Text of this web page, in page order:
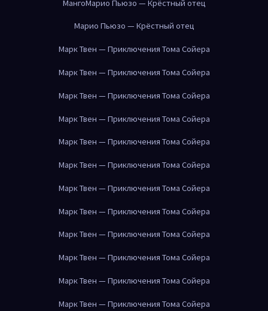
МангоМарио Пьюзо — Крёстный отец
Марио Пьюзо — Крёстный отец
Марк Твен — Приключения Тома Сойера
Марк Твен — Приключения Тома Сойера
Марк Твен — Приключения Тома Сойера
Марк Твен — Приключения Тома Сойера
Марк Твен — Приключения Тома Сойера
Марк Твен — Приключения Тома Сойера
Марк Твен — Приключения Тома Сойера
Марк Твен — Приключения Тома Сойера
Марк Твен — Приключения Тома Сойера
Марк Твен — Приключения Тома Сойера
Марк Твен — Приключения Тома Сойера
Марк Твен — Приключения Тома Сойера